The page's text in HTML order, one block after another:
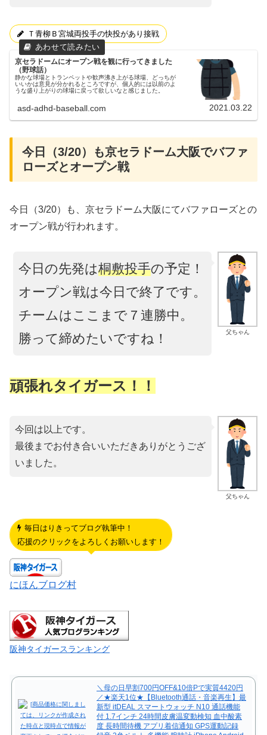
Ｔ青柳Ｂ宮城両投手の快投があり接戦
京セラドームにオープン戦を観に行ってきました
（野球話）
静かな球場とトランペットや歓声沸き上がる球場、どっちが
いいかは意見が分かれるところですが、個人的には以前のよ
うな盛り上がりの球場に戻って欲しいなと感じました。
asd-adhd-baseball.com 2021.03.22
今日（3/20）も京セラドーム大阪でバファ
ローズとオープン戦
今日（3/20）も、京セラドーム大阪にてバファローズとの
オープン戦が行われます。
父ちゃん
今日の先発は桐敷投手の予定！
オープン戦は今日で終了です。
チームはここまで７連勝中。
勝って締めたいですね！
頑張れタイガース！！
父ちゃん
今回は以上です。
最後までお付き合いいただきありがとうござ
いました。
毎日はりきってブログ執筆中！
応援のクリックをよろしくお願いします！
にほんブログ村
阪神タイガースランキング
＼母の日早割700円OFF&10倍Pで実質4420円
／★楽天1位★【Bluetooth通話・音楽再生】最
新型 itDEAL スマートウォッチ N10 通話機能
付 1.7インチ 24時間皮膚温変動検知 血中酸素
度 長時間待機 アプリ着信通知 GPS運動記録